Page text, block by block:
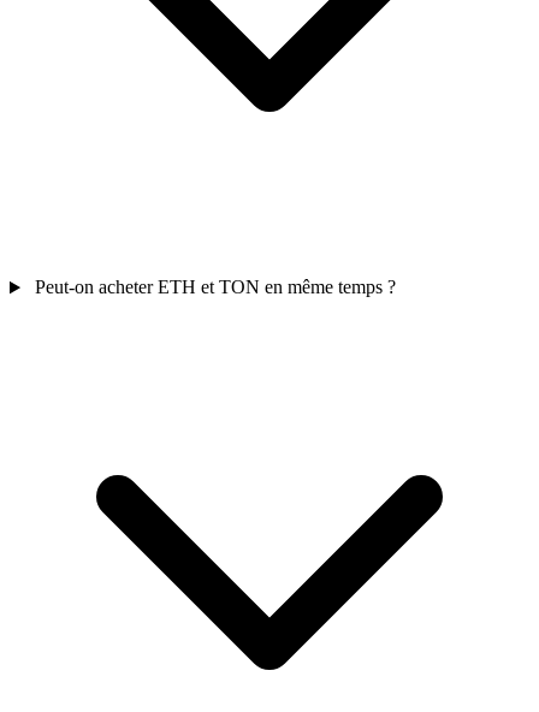
Peut-on acheter ETH et TON en même temps ?